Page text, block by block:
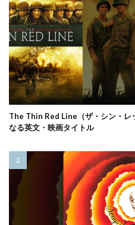
The Thin Red Line（ザ・シン・レ
なる英文・映画タイトル